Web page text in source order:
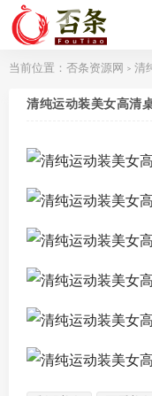
当前位置： 否条资源网 > 清
清纯运动装美女高清